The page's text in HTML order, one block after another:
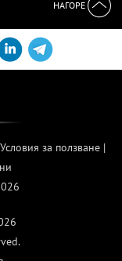
НАГОРЕ
Условия за ползване|